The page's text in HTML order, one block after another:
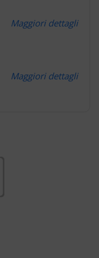
Maggiori dettagli
Maggiori dettagli